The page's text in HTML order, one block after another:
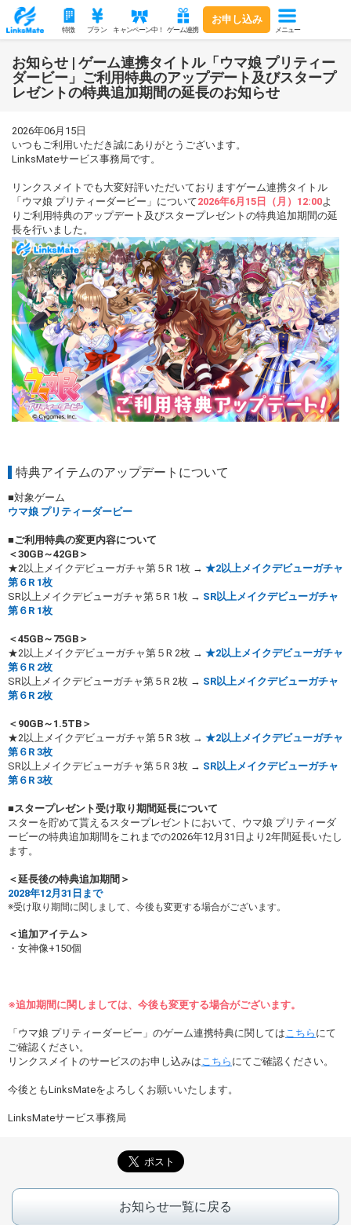
特徴 プラン キャンペーン中！ ゲーム連携
お申し込み
メニュー
お知らせ | ゲーム連携タイトル「ウマ娘 プリティー
ダービー」ご利用特典のアップデート及びスタープ
レゼントの特典追加期間の延長のお知らせ
2026年06月15日
いつもご利用いただき誠にありがとうございます。
LinksMateサービス事務局です。
リンクスメイトでも大変好評いただいておりますゲーム連携タイトル
「ウマ娘 プリティーダービー」について2026年6月15日（月）12:00よ
りご利用特典のアップデート及びスタープレゼントの特典追加期間の延
長を行いました。
特典アイテムのアップデートについて
■対象ゲーム
ウマ娘 プリティーダービー
■ご利用特典の変更内容について
＜30GB～42GB＞
★2以上メイクデビューガチャ第５R 1枚 → ★2以上メイクデビューガチャ
第６R 1枚
SR以上メイクデビューガチャ第５R 1枚 → SR以上メイクデビューガチャ
第６R 1枚
＜45GB～75GB＞
★2以上メイクデビューガチャ第５R 2枚 → ★2以上メイクデビューガチャ
第６R 2枚
SR以上メイクデビューガチャ第５R 2枚 → SR以上メイクデビューガチャ
第６R 2枚
＜90GB～1.5TB＞
★2以上メイクデビューガチャ第５R 3枚 → ★2以上メイクデビューガチャ
第６R 3枚
SR以上メイクデビューガチャ第５R 3枚 → SR以上メイクデビューガチャ
第６R 3枚
■スタープレゼント受け取り期間延長について
スターを貯めて貰えるスタープレゼントにおいて、ウマ娘 プリティーダ
ービーの特典追加期間をこれまでの2026年12月31日より2年間延長いたし
ます。
＜延長後の特典追加期間＞
2028年12月31日まで
受け取り期間に関しまして、今後も変更する場合がございます。
＜追加アイテム＞
・女神像+150個
※追加期間に関しましては、今後も変更する場合がございます。
「ウマ娘 プリティーダービー」のゲーム連携特典に関してはこちら にて
ご確認ください。
リンクスメイトのサービスのお申し込みはこちら にてご確認ください。
今後ともLinksMateをよろしくお願いいたします。
LinksMateサービス事務局
お知らせ一覧に戻る